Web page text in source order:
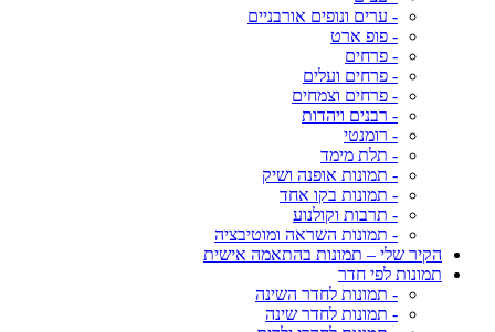
- ערים ונופים אורבניים
- פופ ארט
- פרחים
- פרחים ועלים
- פרחים וצמחים
- רבנים ויהדות
- רומנטי
- תלת מימד
- תמונות אופנה ושיק
- תמונות בקו אחד
- תרבות וקולנוע
- תמונות השראה ומוטיבציה
הקיר שלי – תמונות בהתאמה אישית
תמונות לפי חדר
- תמונות לחדר השינה
- תמונות לחדר שינה